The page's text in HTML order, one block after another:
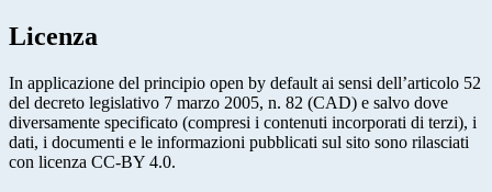
Licenza
In applicazione del principio open by default ai sensi dell’articolo 52
del decreto legislativo 7 marzo 2005, n. 82 (CAD) e salvo dove
diversamente specificato (compresi i contenuti incorporati di terzi), i
dati, i documenti e le informazioni pubblicati sul sito sono rilasciati
con licenza CC-BY 4.0.